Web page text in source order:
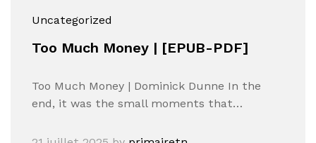
Uncategorized
Too Much Money | [EPUB-PDF]
Too Much Money | Dominick Dunne In the
end, it was the small moments that…